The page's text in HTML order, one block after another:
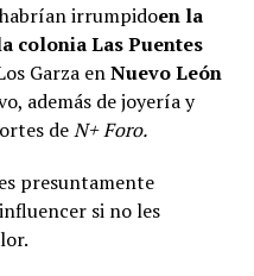
irrumpidoen la
colonia Las Puentes
Garza enNuevo León
además de joyería y
deN+ Foro.
presuntamente
si no les